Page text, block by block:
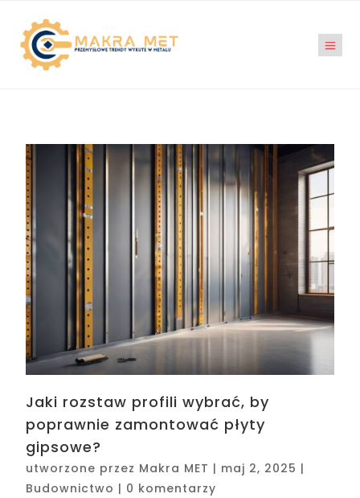
Jaki rozstaw profili wybrać, by
poprawnie zamontować płyty
gipsowe?
utworzone przez Makra MET | maj 2, 2025 |
Budownictwo | 0 komentarzy